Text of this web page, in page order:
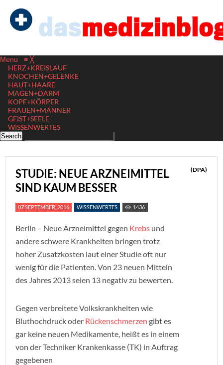
Menu ≡ ╳
HERZ+KREISLAUF
KNOCHEN+GELENKE
HAUT+HAARE
MAGEN+DARM
KOPF+KÖRPER
FRAUEN+MÄNNER
GEIST+SEELE
WISSENWERTES
STUDIE: NEUE ARZNEIMITTEL
SIND KAUM BESSER
(DPA)
07 SEPTEMBER, 2016 WISSENWERTES 1436
Berlin – Neue Arzneimittel gegen Krebs und
andere schwere Krankheiten bringen trotz
hoher Zusatzkosten laut einer Studie oft nur
wenig für die Patienten. Von 23 neuen Mitteln
des Jahres 2013 seien 13 negativ zu bewerten.
Gegen verbreitete Volkskrankheiten wie
Bluthochdruck oder Rückenschmerzen gibt es
gar keine neuen Medikamente, heißt es in einem
von der Techniker Krankenkasse (TK) in Auftrag
gegebenen